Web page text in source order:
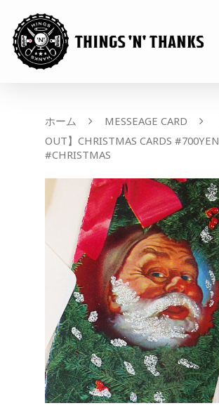
ホーム MESSEAGE CARD
OUT】CHRISTMAS CARDS #700YEN
#CHRISTMAS